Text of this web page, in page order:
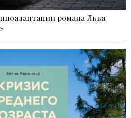
романа Льва